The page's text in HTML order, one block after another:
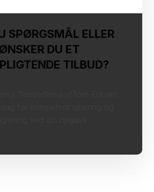
SPØRGSMÅL ELLER
ØNSKER DU ET
TILBUD?